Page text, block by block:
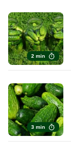
2 min
3 min